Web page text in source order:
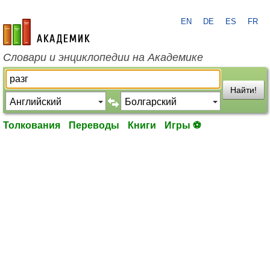
academic.ru
EN DE ES FR
Словари и энциклопедии на Академике
Найти!
Толкования Переводы Книги Игры ⚽